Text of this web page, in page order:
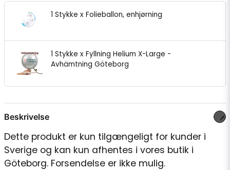
1 Stykke x Folieballon, enhjørning
1 Stykke x Fyllning Helium X-Large -
Avhämtning Göteborg
Beskrivelse
Dette produkt er kun tilgængeligt for kunder i
Sverige og kan kun afhentes i vores butik i
Göteborg. Forsendelse er ikke mulig.